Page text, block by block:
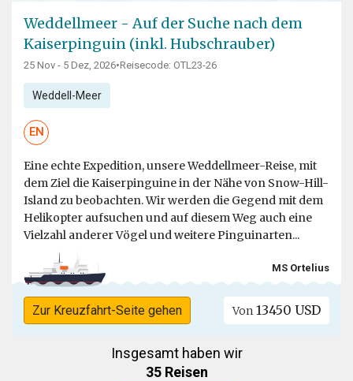
Weddellmeer - Auf der Suche nach dem
Kaiserpinguin (inkl. Hubschrauber)
25 Nov - 5 Dez, 2026•Reisecode: OTL23-26
Weddell-Meer
EN
Eine echte Expedition, unsere Weddellmeer-Reise, mit
dem Ziel die Kaiserpinguine in der Nähe von Snow-Hill-
Island zu beobachten. Wir werden die Gegend mit dem
Helikopter aufsuchen und auf diesem Weg auch eine
Vielzahl anderer Vögel und weitere Pinguinarten...
MS Ortelius
Zur Kreuzfahrt-Seite gehen Von 13450 USD
Insgesamt haben wir
35 Reisen